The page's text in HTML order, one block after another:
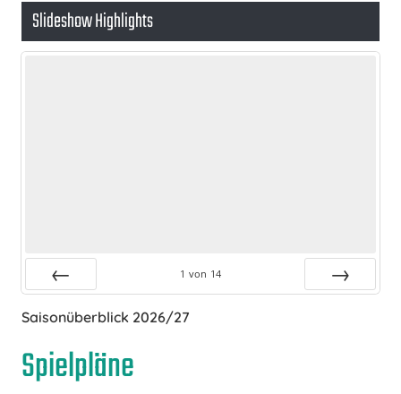
Slideshow Highlights
1 von 14
Saisonüberblick 2026/27
Spielpläne